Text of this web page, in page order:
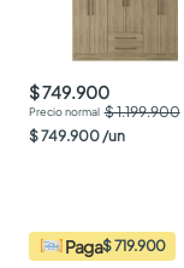
$ 749.900
$ 1.199.900
$749.900 /un
Paga$ 719.900